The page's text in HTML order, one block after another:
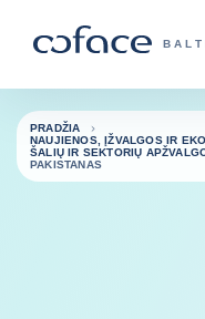
Grįžti į pradžią
PRADŽIA
NAUJIENOS, ĮŽVALGOS IR
ŠALIŲ IR SEKTORIŲ
PAKISTANAS